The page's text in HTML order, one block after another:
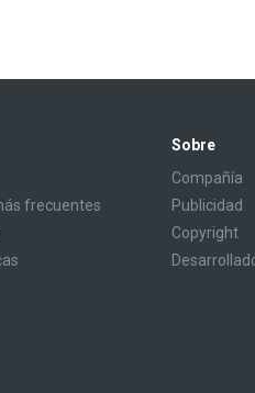
frecuentes
Sobre
Compañía
Publicidad
Copyright